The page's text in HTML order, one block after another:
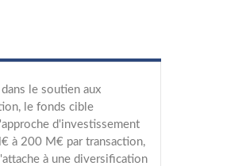
le soutien aux
le fonds cible
d'investissement
à 200 M€ par transaction,
à une diversification